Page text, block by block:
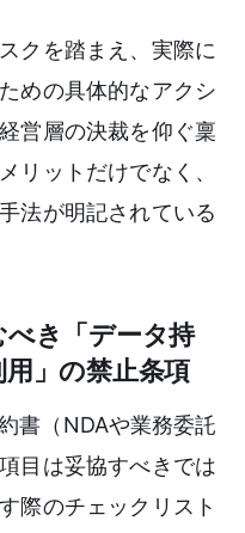
クを踏まえ、実際に
めの具体的なアクシ
営層の決裁を仰ぐ稟
リットだけでなく、
法が明記されている
き「データ持
」の禁止条項
書（NDAや業務委託
目は妥協すべきでは
際のチェックリスト